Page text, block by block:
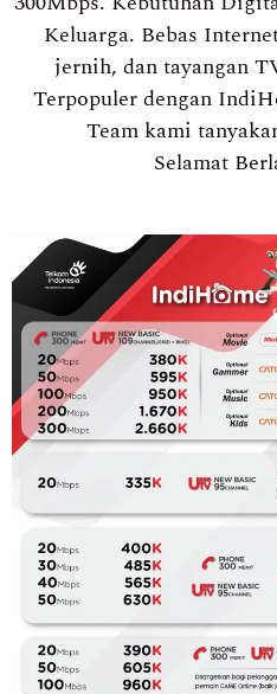
Keluarga. Bebas
jernih, dan tayangan
Terpopuler dengan
Team kami
Selamat